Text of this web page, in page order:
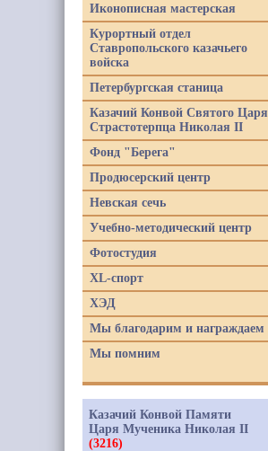
Иконописная мастерская
Курортный отдел
Ставропольского казачьего
войска
Петербургская станица
Казачий Конвой Святого Царя
Страстотерпца Николая II
Фонд "Берега"
Продюсерский центр
Невская сечь
Учебно-методический центр
Фотостудия
XL-спорт
ХЭД
Мы благодарим и награждаем
Мы помним
Казачий Конвой Памяти
Царя Мученика Николая II
(3216)